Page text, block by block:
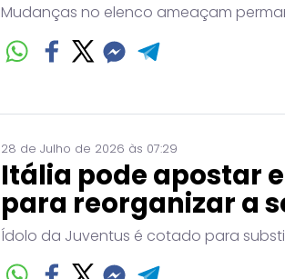
Mudanças no elenco ameaçam
28 de Julho de 2026 às 07:29
Itália pode apostar
para reorganizar a
Ídolo da Juventus é cotado para